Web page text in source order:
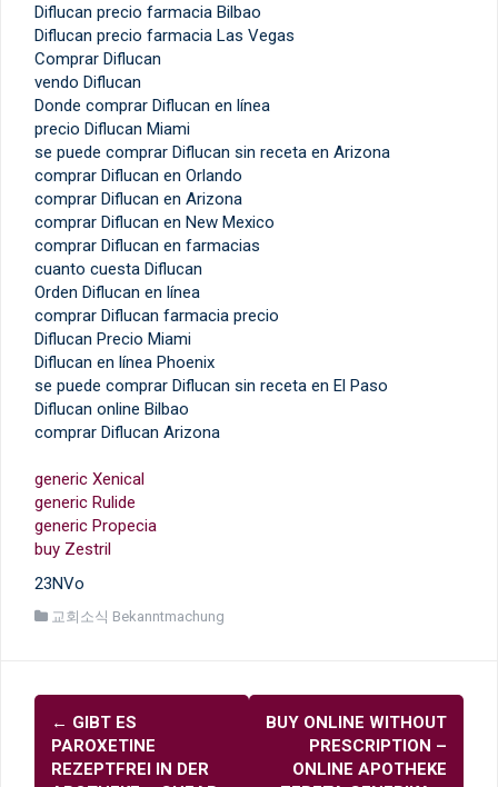
Diflucan precio farmacia Bilbao
Diflucan precio farmacia Las Vegas
Comprar Diflucan
vendo Diflucan
Donde comprar Diflucan en línea
precio Diflucan Miami
se puede comprar Diflucan sin receta en Arizona
comprar Diflucan en Orlando
comprar Diflucan en Arizona
comprar Diflucan en New Mexico
comprar Diflucan en farmacias
cuanto cuesta Diflucan
Orden Diflucan en línea
comprar Diflucan farmacia precio
Diflucan Precio Miami
Diflucan en línea Phoenix
se puede comprar Diflucan sin receta en El Paso
Diflucan online Bilbao
comprar Diflucan Arizona
generic Xenical
generic Rulide
generic Propecia
buy Zestril
23NVo
교회소식 Bekanntmachung
글
내
비
← GIBT ES
PAROXETINE
REZEPTFREI IN DER
BUY ONLINE WITHOUT
PRESCRIPTION –
ONLINE APOTHEKE